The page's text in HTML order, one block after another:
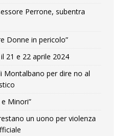
Perrone, subentra
Donne in pericolo”
21 e 22 aprile 2024
Montalbano per dire no al
Minori”
un uono per violenza